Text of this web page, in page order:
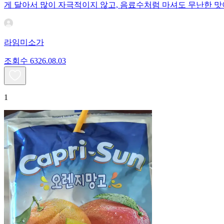
게 달아서 많이 자극적이지 않고, 음료수처럼 마셔도 무난한 맛
라임미소가
조회수 6326.08.03
1